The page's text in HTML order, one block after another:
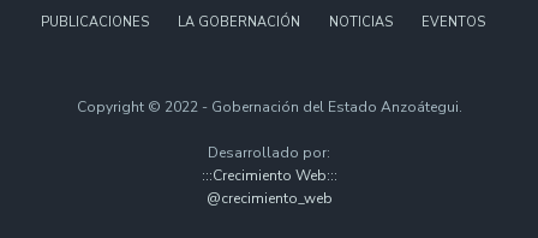
PUBLICACIONES LA GOBERNACIÓN NOTICIAS EVENTOS
Copyright © 2022 - Gobernación del Estado Anzoátegui.
Desarrollado por:
:::Crecimiento Web:::
@crecimiento_web